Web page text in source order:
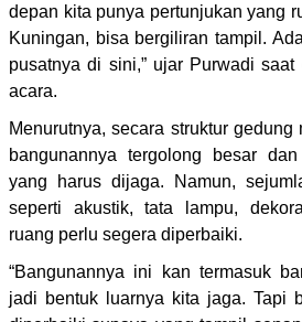
depan kita punya pertunjukan yang
Kuningan, bisa bergiliran tampil.
pusatnya di sini,” ujar Purwadi
acara.
Menurutnya, secara struktur
bangunannya tergolong besar
yang harus dijaga. Namun,
seperti akustik, tata lampu,
ruang perlu segera diperbaiki.
“Bangunannya ini kan termasuk
jadi bentuk luarnya kita jaga. Tapi